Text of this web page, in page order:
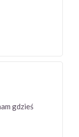
gdzieś